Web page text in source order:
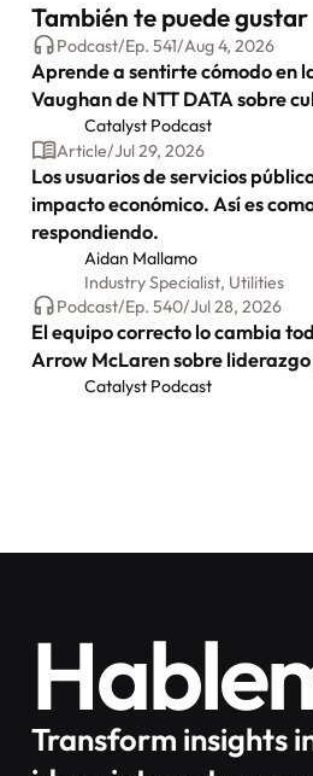
También te puede gustar
Podcast/Ep. 541/Aug 4, 2026
Aprende a sentirte cómodo en
Vaughan de NTT DATA sobre
Catalyst Podcast
Article/Jul 29, 2026
Los usuarios de servicios
impacto económico. Así es
respondiendo.
Aidan Mallamo
Industry Specialist, Utilities
Podcast/Ep. 540/Jul 28, 2026
El equipo correcto lo cambia
Arrow McLaren sobre
Catalyst Podcast
Transform insights